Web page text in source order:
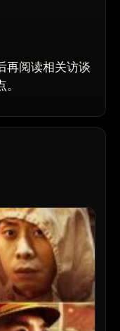
再阅读相关访谈